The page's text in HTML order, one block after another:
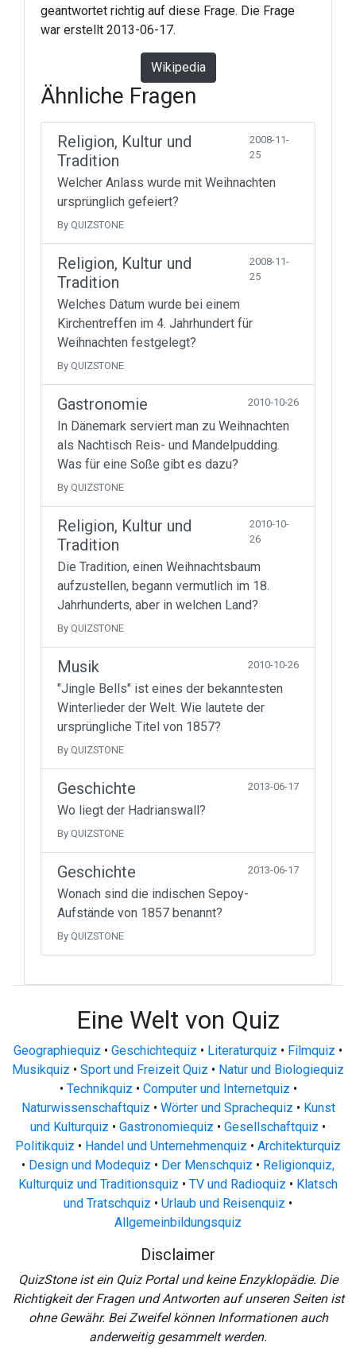
geantwortet richtig auf diese Frage. Die Frage
war erstellt 2013-06-17.
Wikipedia
Ähnliche Fragen
Religion, Kultur und
Tradition
2008-11-
25
Welcher Anlass wurde mit Weihnachten
ursprünglich gefeiert?
By QUIZSTONE
Religion, Kultur und
Tradition
2008-11-
25
Welches Datum wurde bei einem
Kirchentreffen im 4. Jahrhundert für
Weihnachten festgelegt?
By QUIZSTONE
Gastronomie 2010-10-26
In Dänemark serviert man zu Weihnachten
als Nachtisch Reis- und Mandelpudding.
Was für eine Soße gibt es dazu?
By QUIZSTONE
Religion, Kultur und
Tradition
2010-10-
26
Die Tradition, einen Weihnachtsbaum
aufzustellen, begann vermutlich im 18.
Jahrhunderts, aber in welchen Land?
By QUIZSTONE
Musik 2010-10-26
"Jingle Bells" ist eines der bekanntesten
Winterlieder der Welt. Wie lautete der
ursprüngliche Titel von 1857?
By QUIZSTONE
Geschichte 2013-06-17
Wo liegt der Hadrianswall?
By QUIZSTONE
Geschichte 2013-06-17
Wonach sind die indischen Sepoy-
Aufstände von 1857 benannt?
By QUIZSTONE
Eine Welt von Quiz
Geographiequiz • Geschichtequiz • Literaturquiz • Filmquiz •
Musikquiz • Sport und Freizeit Quiz • Natur und Biologiequiz
• Technikquiz • Computer und Internetquiz •
Naturwissenschaftquiz • Wörter und Sprachequiz • Kunst
und Kulturquiz • Gastronomiequiz • Gesellschaftquiz •
Politikquiz • Handel und Unternehmenquiz • Architekturquiz
• Design und Modequiz • Der Menschquiz • Religionquiz,
Kulturquiz und Traditionsquiz • TV und Radioquiz • Klatsch
und Tratschquiz • Urlaub und Reisenquiz •
Allgemeinbildungsquiz
Disclaimer
QuizStone ist ein Quiz Portal und keine Enzyklopädie. Die
Richtigkeit der Fragen und Antworten auf unseren Seiten ist
ohne Gewähr. Bei Zweifel können Informationen auch
anderweitig gesammelt werden.